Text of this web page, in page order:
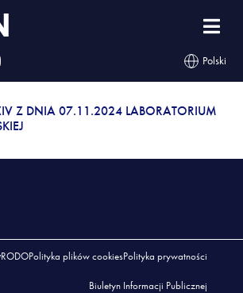
Polski
z dnia 07.11.2024 Laboratorium
XIV Z DNIA 07.11.2024
W WOLI RZĘDZIŃSKIEJ
Z DNIA 07.11.2024 LABORATORIUM
RODOPolityka plików cookiesPolityka prywatności
Biuletyn Informacji Publicznej